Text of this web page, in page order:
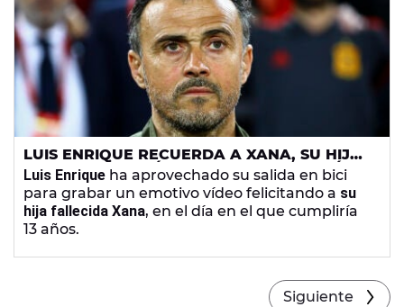
LUIS ENRIQUE RECUERDA A XANA, SU HIJA
FALLECIDA, EL DÍA EN EL QUE CUMPLIRÍA 13
AÑOS
Luis Enrique ha aprovechado su salida en bici
para grabar un emotivo vídeo felicitando a su
hija fallecida Xana, en el día en el que cumpliría
13 años.
Siguiente